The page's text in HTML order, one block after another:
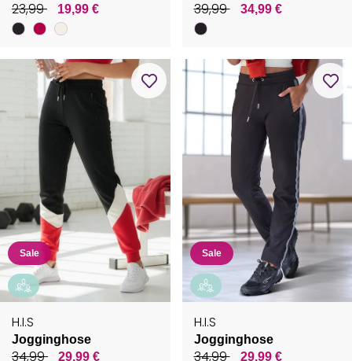
23,99 19,99 € 39,99 34,99 €
Sale
H.I.S
Jogginghose
34,99 29,99 €
Sale
H.I.S
Jogginghose
34,99 29,99 €